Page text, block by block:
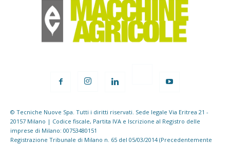
© Tecniche Nuove Spa. Tutti i diritti riservati. Sede legale Via Eritrea 21 -
20157 Milano | Codice fiscale, Partita IVA e Iscrizione al Registro delle
imprese di Milano: 00753480151
Registrazione Tribunale di Milano n. 65 del 05/03/2014 (Precedentemente